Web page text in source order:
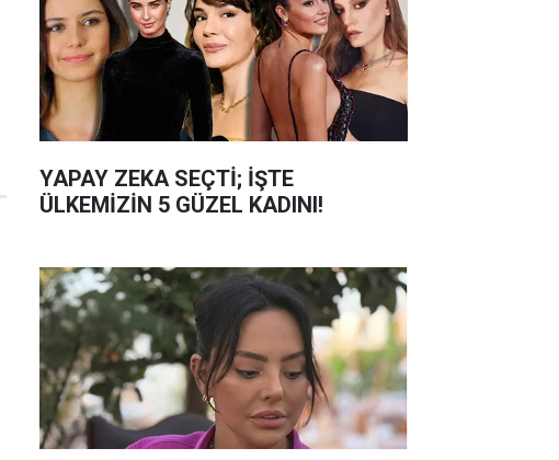
YAPAY ZEKA SEÇTİ; İŞTE
ÜLKEMİZİN 5 GÜZEL KADINI!